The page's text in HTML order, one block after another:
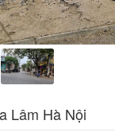
Lâm Hà Nội